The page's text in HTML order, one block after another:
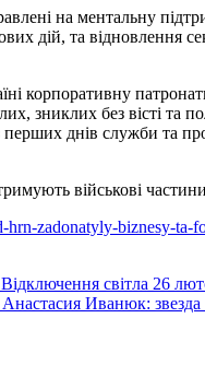
на ментальну
дій, та відновлення
корпоративну
зниклих без вісті та
днів служби та
військові
hrn-zadonatyly-biznesy-
світла 26
Иванюк: